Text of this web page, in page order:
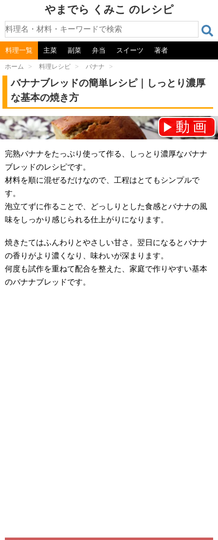
やまでら くみこ のレシピ
料理一覧 主菜 副菜 弁当 スイーツ 著者
ホーム > 料理レシピ > バナナ >
バナナブレッドの簡単レシピ｜しっとり濃厚
な基本の焼き方
動画
チャンネル登録をお願いします！⇒
完熟バナナをたっぷり使って作る、しっとり濃厚なバナナ
ブレッドのレシピです。
材料を順に混ぜるだけなので、工程はとてもシンプルで
す。
泡立てずに作ることで、どっしりとした食感とバナナの風
味をしっかり感じられる仕上がりになります。
焼きたてはふんわりとやさしい甘さ。翌日になるとバナナ
の香りがより濃くなり、味わいが深まります。
何度も試作を重ねて配合を整えた、家庭で作りやすい基本
のバナナブレッドです。